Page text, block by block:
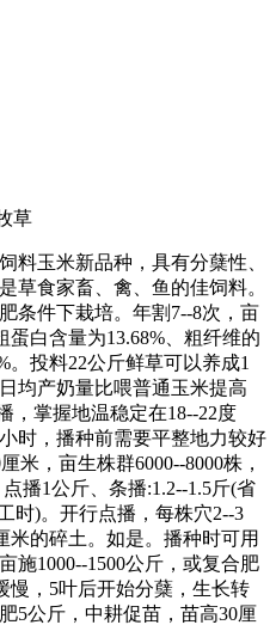
草
料玉米新品种，具有分蘖性、
草食家畜、禽、鱼的佳饲料。
条件下栽培。年割7--8次，亩
蛋白含量为13.68%、粗纤维的
。投料22公斤鲜草可以养成1
均产奶量比喂普通玉米提高
，掌握地温稳定在18--22度
时，播种前需要平整地力较好
米，亩生株群6000--8000株，
播1公斤、条播:1.2--1.5斤(省
时)。开行点播，每株穴2--3
米的碎土。如是。播种时可用
施1000--1500公斤，或复合肥
慢，5叶后开始分蘖，生长转
5公斤，中耕促苗，苗高30厘